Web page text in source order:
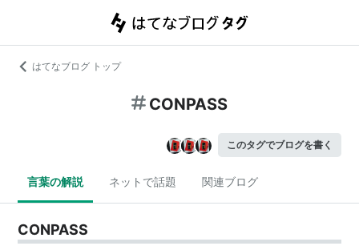
はてなブログ トップ
CONPASS
このタグでブログを書く
言葉の解説 ネットで話題 関連ブログ
CONPASS